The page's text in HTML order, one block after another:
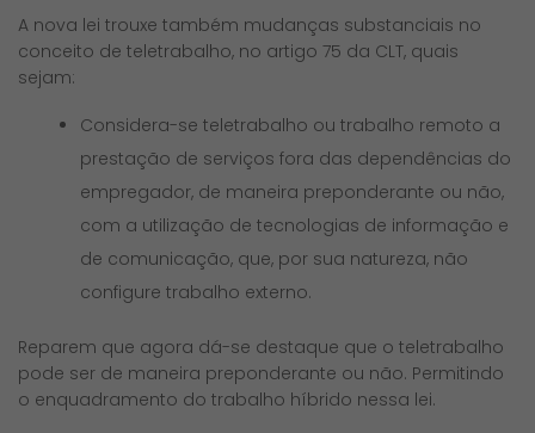
A nova lei trouxe também mudanças substanciais no
conceito de teletrabalho, no artigo 75 da CLT, quais
sejam:
Considera-se teletrabalho ou trabalho remoto a
prestação de serviços fora das dependências do
empregador, de maneira preponderante ou não,
com a utilização de tecnologias de informação e
de comunicação, que, por sua natureza, não
configure trabalho externo.
Reparem que agora dá-se destaque que o teletrabalho
pode ser de maneira preponderante ou não. Permitindo
o enquadramento do trabalho híbrido nessa lei.